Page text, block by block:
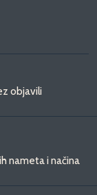
objavili
nameta i načina